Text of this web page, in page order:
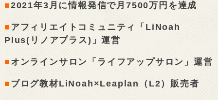
■2021年3月に情報発信で月7500万円を達成
■ アフィリエイトコミュニティ「LiNoah
Plus(リノアプラス)」運営
■ オンラインサロン「ライフアップサロン」運営
■ ブログ教材LiNoah×Leaplan（L2）販売者